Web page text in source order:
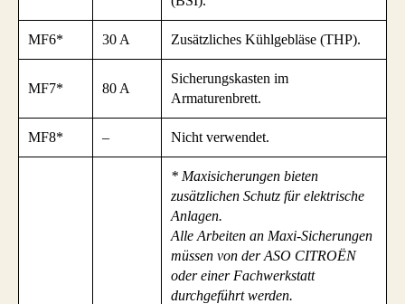
MF6* 30 A Zusätzliches Kühlgebläse (THP).
MF7* 80 A
Sicherungskasten im
Armaturenbrett.
MF8* – Nicht verwendet.
* Maxisicherungen bieten
zusätzlichen Schutz für elektrische
Anlagen.
Alle Arbeiten an Maxi-Sicherungen
müssen von der ASO CITROËN
oder einer Fachwerkstatt
durchgeführt werden.